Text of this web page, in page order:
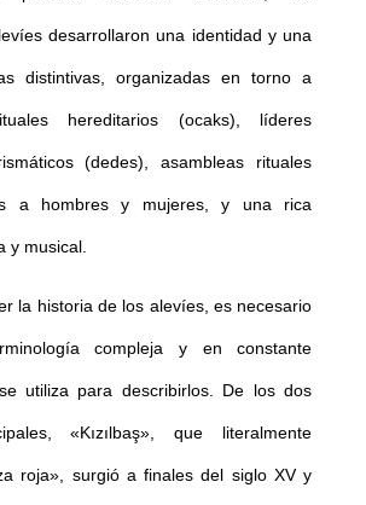
desarrollaron una identidad y una
distintivas, organizadas en torno a
hereditarios (ocaks), líderes
(dedes), asambleas rituales
a hombres y mujeres, y una rica
y musical.
la historia de los alevíes, es necesario
compleja y en constante
utiliza para describirlos. De los dos
«Kızılbaş», que literalmente
roja», surgió a finales del siglo XV y